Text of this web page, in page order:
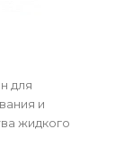
для
и
жидкого